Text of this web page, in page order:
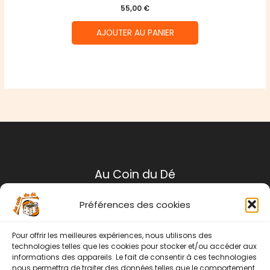
Préférences des cookies
Pour offrir les meilleures expériences, nous utilisons des
technologies telles que les cookies pour stocker et/ou accéder aux
informations des appareils. Le fait de consentir à ces technologies
nous permettra de traiter des données telles que le comportement
55,00 €
AJOUTER AU PANIER
Au Coin du Dé
Conditions générales de ventes
Politique de retour
Contact